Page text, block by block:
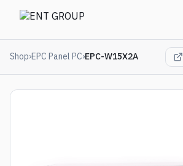
Shop›EPC Panel PC›EPC-W15X2A